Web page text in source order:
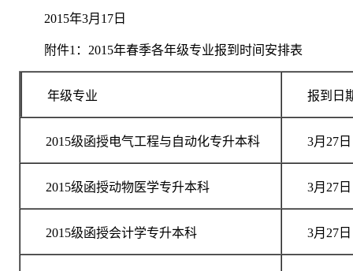
2015年3月17日
附件1：2015年春季各年级专业报到时间安排表
年级专业 报到日
2015级函授电气工程与自动化专升本科 3月27日
2015级函授动物医学专升本科 3月27日
2015级函授会计学专升本科 3月27日